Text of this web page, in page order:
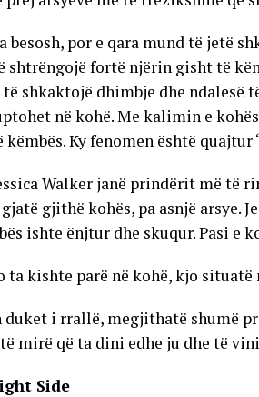
besosh, por e qara mund të jetë
shtrëngojë fortë njërin gisht të
shkaktojë dhimbje dhe ndalesë
në kohë. Me kalimin e
Ky fenomen është
Walker janë prindërit më të
gjithë kohës, pa asnjë arsye.
ishte ënjtur dhe skuqur. Pasi
ta kishte parë në kohë, kjo
duket i rrallë, megjithatë shumë
mirë që ta dini edhe ju dhe të
Side